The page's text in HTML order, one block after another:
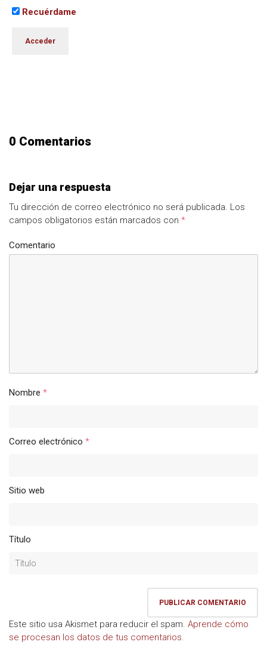
Recuérdame
0 Comentarios
Dejar una respuesta
Tu dirección de correo electrónico no será publicada. Los
campos obligatorios están marcados con *
Comentario
Nombre *
Correo electrónico *
Sitio web
Título
Este sitio usa Akismet para reducir el spam. Aprende cómo
se procesan los datos de tus comentarios.